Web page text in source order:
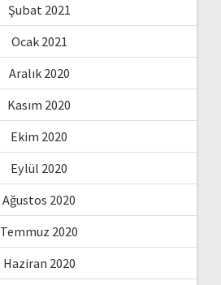
Şubat 2021
Ocak 2021
Aralık 2020
Kasım 2020
Ekim 2020
Eylül 2020
Ağustos 2020
Temmuz 2020
Haziran 2020